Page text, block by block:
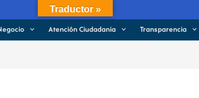
Atención Ciudadania Transparencia
Traductor »